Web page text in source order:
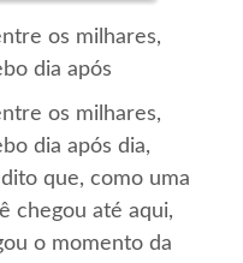
os milhares,
dia após
os milhares,
dia após dia,
que, como uma
chegou até aqui,
o momento da